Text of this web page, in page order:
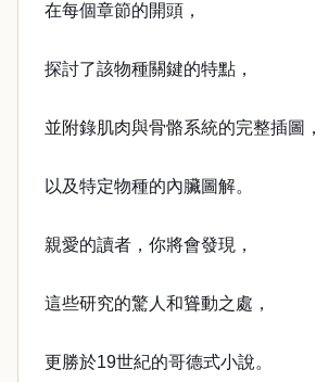
在每個章節的開頭，
探討了該物種關鍵的特點，
並附錄肌肉與骨骼系統的完整插圖，
以及特定物種的內臟圖解。
親愛的讀者，你將會發現，
這些研究的驚人和聳動之處，
更勝於19世紀的哥德式小說。